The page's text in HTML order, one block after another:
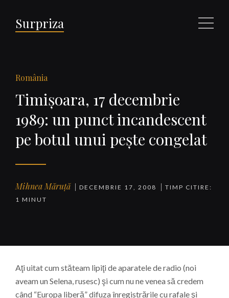
Surpriza Meniu
România
Timişoara, 17 decembrie
1989: un punct incandescent
pe botul unui peşte congelat
Mihnea Măruță DECEMBRIE 17, 2008
TIMP CITIRE:
1 MINUT
Aţi uitat cum stăteam lipiţi de aparatele de radio (noi
aveam un Selena, rusesc) şi cum nu ne venea să credem
când “Europa liberă” difuza înregistrările cu rafale şi